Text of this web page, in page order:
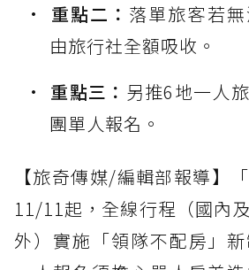
重點二： 落單旅客若
由旅行社全額吸收。
重點三： 另推6地一人
團單人報名。
【旅奇傳媒/編輯部報導】
11/11起，全線行程（國內
外）實施「領隊不配房」